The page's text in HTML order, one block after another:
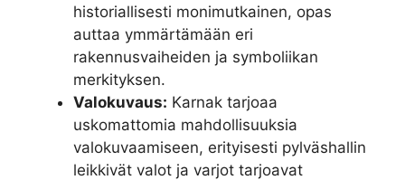
historiallisesti monimutkainen, opas
auttaa ymmärtämään eri
rakennusvaiheiden ja symboliikan
merkityksen.
Valokuvaus: Karnak tarjoaa
uskomattomia mahdollisuuksia
valokuvaamiseen, erityisesti pylväshallin
leikkivät valot ja varjot tarjoavat